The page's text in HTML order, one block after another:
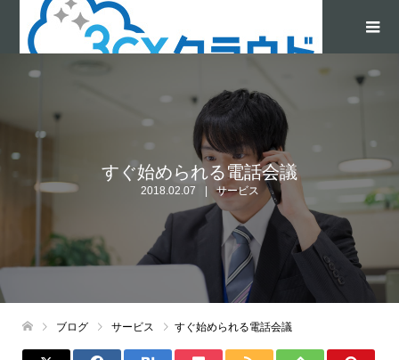
すぐ始められる電話会議
2018.02.07 サービス
ブログ サービス すぐ始められる電話会議